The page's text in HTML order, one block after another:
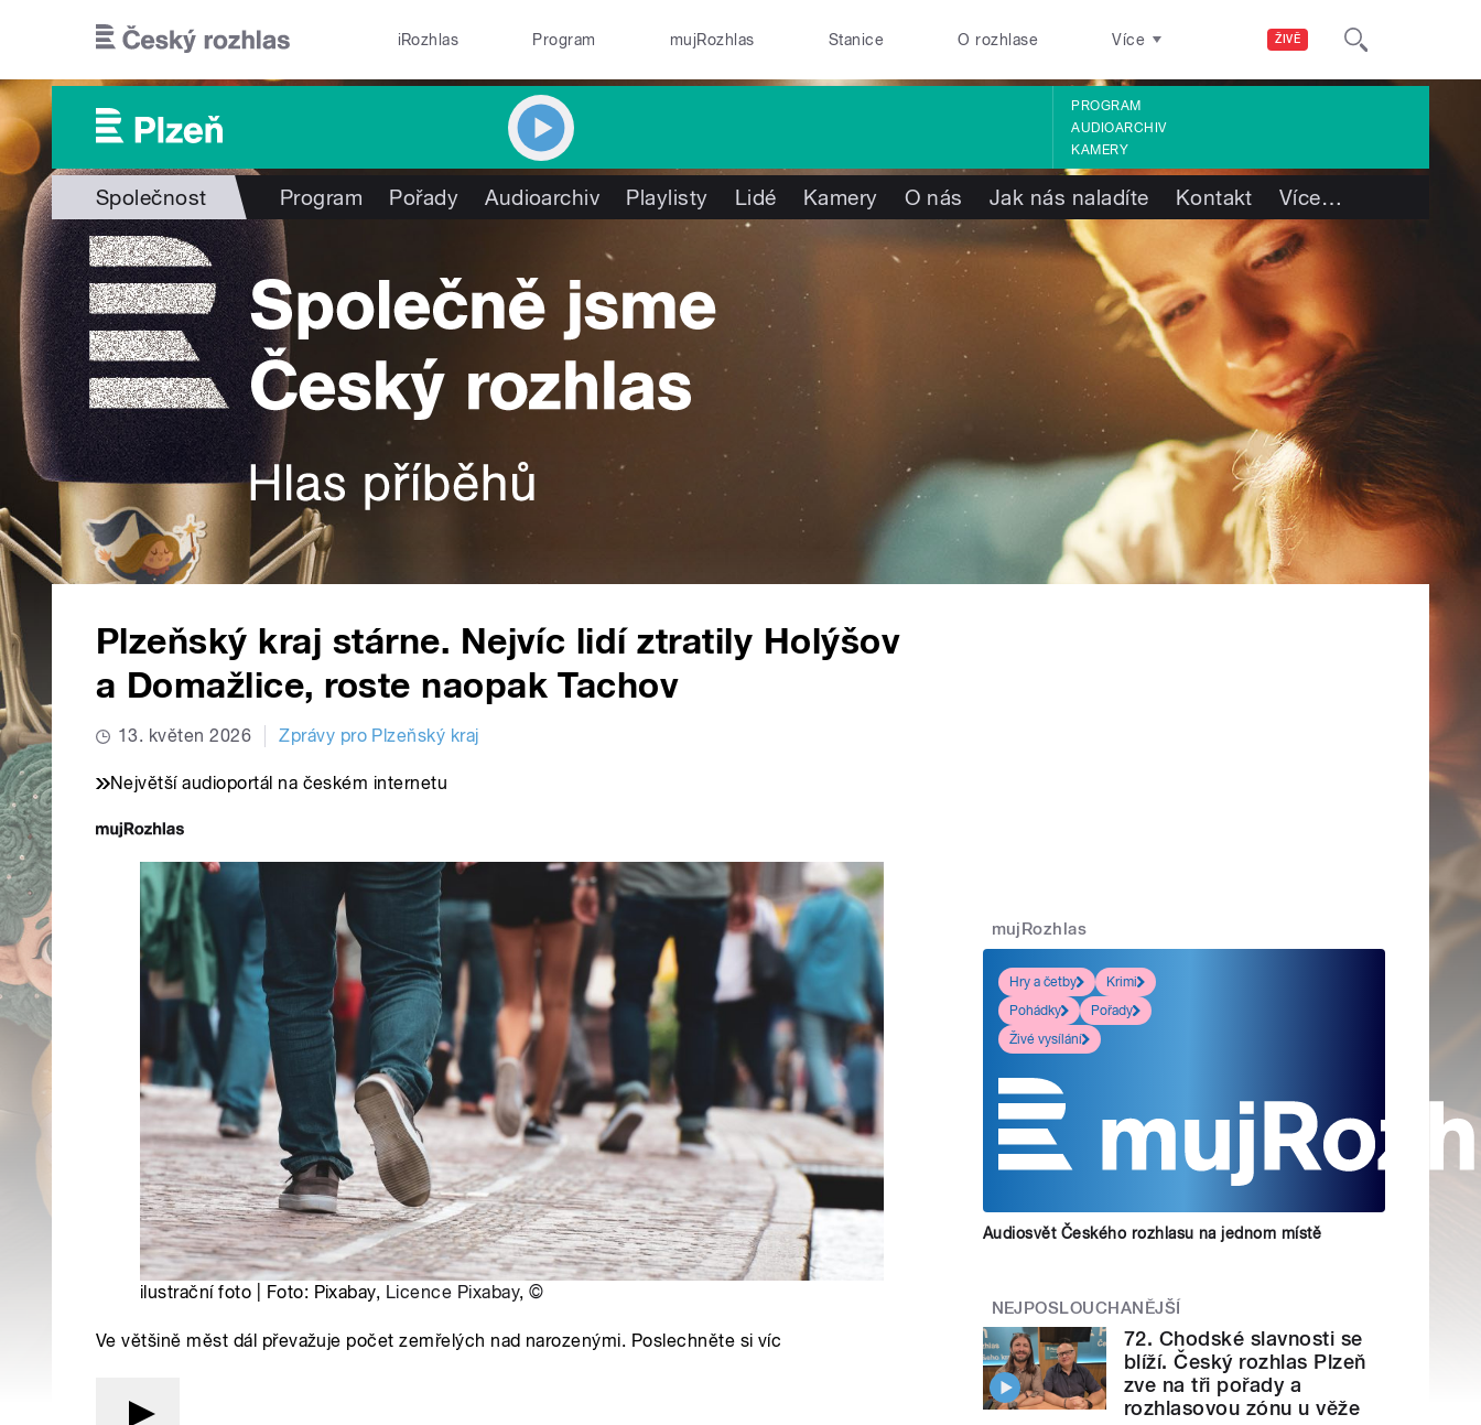
ŽIVĚ
iRozhlas Program mujRozhlas Stanice O rozhlase Více
PROGRAM
AUDIOARCHIV
KAMERY
Společnost Program Pořady Audioarchiv Playlisty Lidé Kamery O nás Jak nás naladíte Kontakt Více…
Plzeňský kraj stárne. Nejvíc lidí ztratily Holýšov
a Domažlice, roste naopak Tachov
13. květen 2026 Zprávy pro Plzeňský kraj
Největší audioportál na českém internetu
ilustrační foto | Foto: Pixabay, Licence Pixabay,©
Ve většině měst dál převažuje počet zemřelých nad narozenými. Poslechněte si víc
mujRozhlas
Hry a četby
Krimi
Pohádky
Pořady
Živé vysílání
Audiosvět Českého rozhlasu na jednom místě
NEJPOSLOUCHANĚJŠÍ
72. Chodské slavnosti se
blíží. Český rozhlas Plzeň
zve na tři pořady a
rozhlasovou zónu u věže